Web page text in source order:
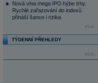
Nová vlna mega IPO hýbe trhy.
Rychlé zařazování do indexů
přináší šance i rizika
více...
TÝDENNÍ PŘEHLEDY
více...